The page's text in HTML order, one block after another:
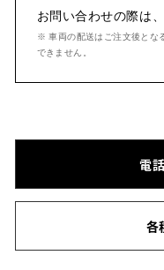
お問い合わせの際は
※ 車両の配送はご注文後とな
できません。
電
各